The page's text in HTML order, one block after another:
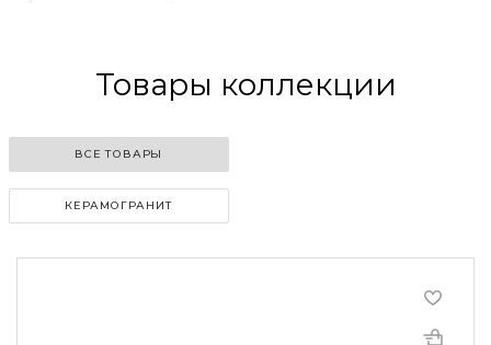
Товары коллекции
ВСЕ ТОВАРЫ
КЕРАМОГРАНИТ